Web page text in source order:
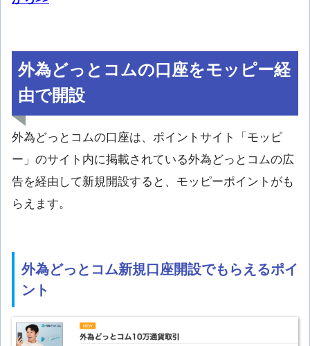
外為どっとコムの口座をモッピー経
由で開設
外為どっとコムの口座は、ポイントサイト「モッピ
ー」のサイト内に掲載されている外為どっとコムの広
告を経由して新規開設すると、モッピーポイントがも
らえます。
外為どっとコム新規口座開設でもらえるポイ
ント